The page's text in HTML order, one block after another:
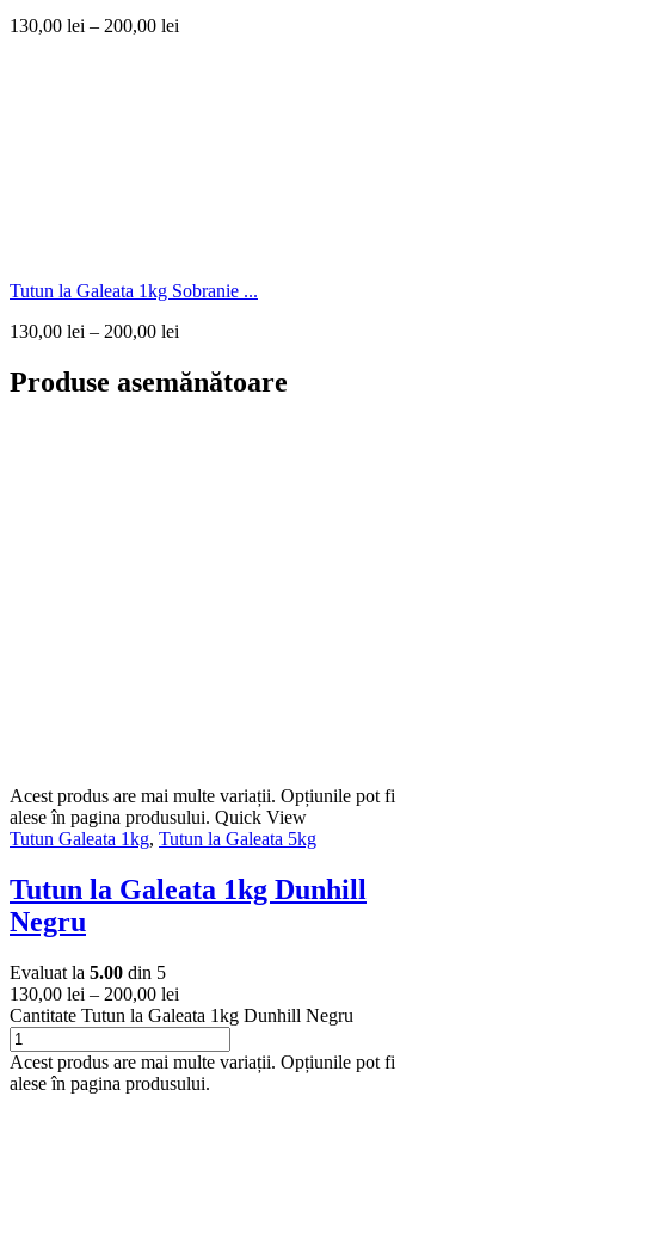
130,00 lei – 200,00 lei
Tutun la Galeata 1kg Sobranie ...
130,00 lei – 200,00 lei
Produse asemănătoare
Acest produs are mai multe variații. Opțiunile pot fi
alese în pagina produsului. Quick View
Tutun Galeata 1kg, Tutun la Galeata 5kg
Tutun la Galeata 1kg Dunhill
Negru
Evaluat la 5.00 din 5
130,00 lei – 200,00 lei
Cantitate Tutun la Galeata 1kg Dunhill Negru
Acest produs are mai multe variații. Opțiunile pot fi
alese în pagina produsului.